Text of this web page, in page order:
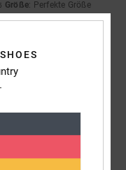
Größe: Perfekte Größe